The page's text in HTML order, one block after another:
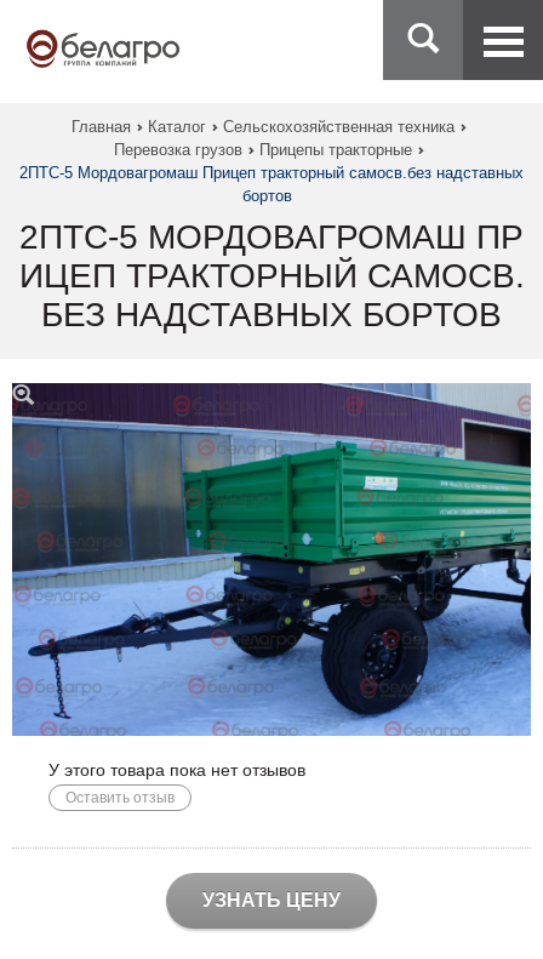
Главная Каталог
Сельскохозяйственная техника
Перевозка грузов
Прицепы тракторные
2ПТС-5 Мордовагромаш Прицеп тракторный самосв.без надставных
бортов
2ПТС-5 МОРДОВАГРОМАШ ПР
ИЦЕП ТРАКТОРНЫЙ САМОСВ.
БЕЗ НАДСТАВНЫХ БОРТОВ
У этого товара пока нет отзывов
Оставить отзыв
УЗНАТЬ ЦЕНУ